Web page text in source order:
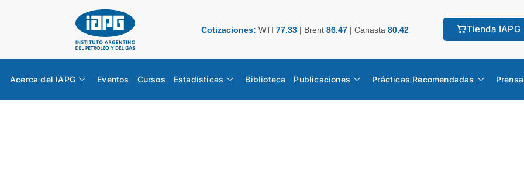
Cotizaciones: WTI 77.33 | Brent 86.47 | Canasta 80.42 Tienda IAPG
Acerca del IAPG Eventos Cursos Estadísticas Biblioteca Publicaciones Prácticas Recomendadas Prensa